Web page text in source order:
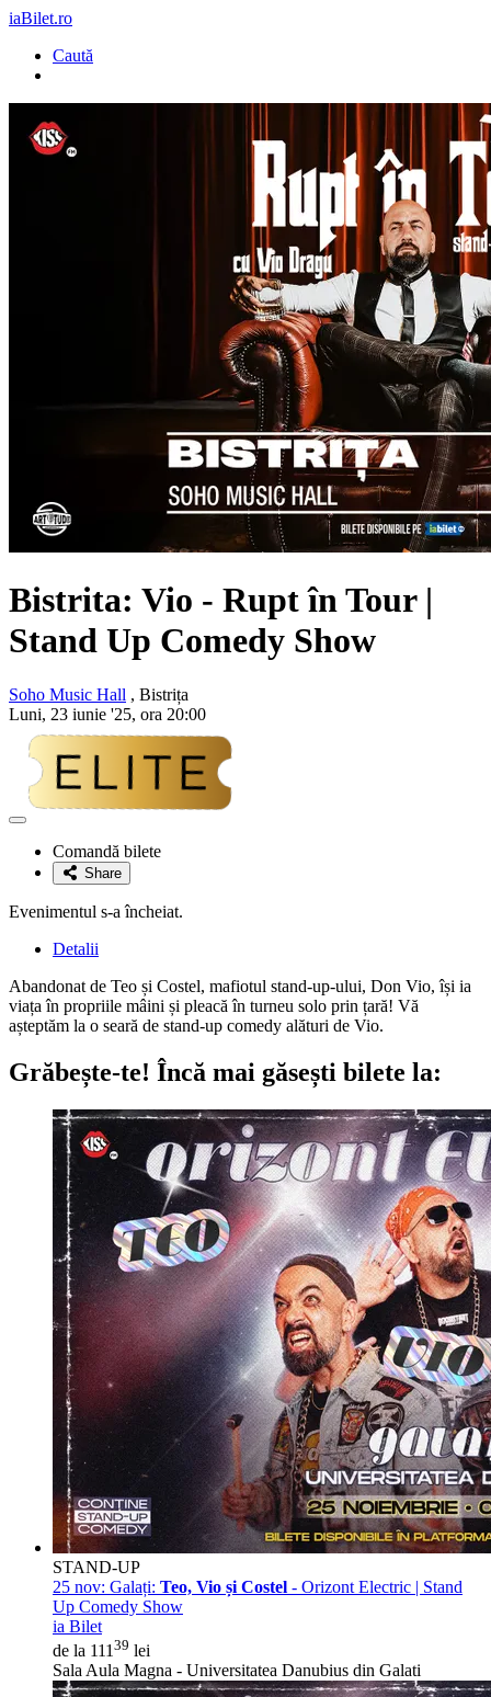
iaBilet.ro
Caută
Bistrita: Vio - Rupt în Tour |
Stand Up Comedy Show
Soho Music Hall , Bistrița
Luni, 23 iunie '25, ora 20:00
Adaugă
favoriteComandă bilete
Share
Evenimentul s-a încheiat.
Detalii
Abandonat de Teo și Costel, mafiotul stand-up-ului, Don Vio, își ia
viața în propriile mâini și pleacă în turneu solo prin țară! Vă
așteptăm la o seară de stand-up comedy alături de Vio.
Grăbește-te! Încă mai găsești bilete la:
STAND-UP
25 nov: Galați: Teo, Vio și Costel - Orizont Electric | Stand
Up Comedy Show
ia Bilet
de la 111 39 lei
Sala Aula Magna - Universitatea Danubius din Galati